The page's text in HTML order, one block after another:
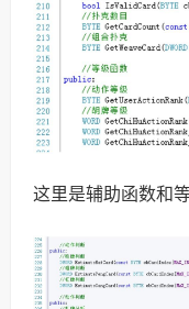
这里是辅助函数和